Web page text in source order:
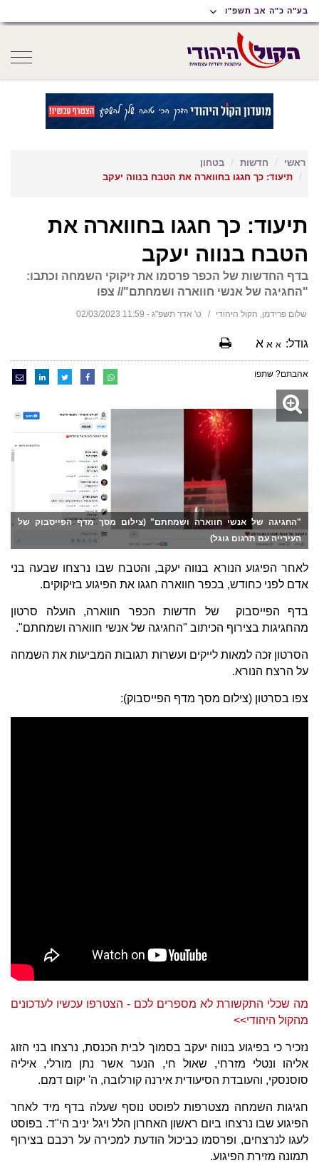
תפריט
נגישות
תפריט
ראשי
תוכן
ראשי
בע"ה כ"ה אב תשפ"ו
ראשי חדשות
בטחון
תיעוד: כך חגגו בחווארה את הטבח בנווה יעקב
תיעוד: כך חגגו בחווארה את
הטבח בנווה יעקב
בדף החדשות של הכפר פרסמו את זיקוקי השמחה וכתבו:
"החגיגה של אנשי חווארה ושמחתם"// צפו
שלום פרידמן, הקול היהודי ט' אדר תשפ"ג - 11:59 02/03/2023
גודל: א א א
אהבתם? שתפו
"החגיגה של אנשי חווארה ושמחתם" (צילום מסך מדף הפייסבוק של
העירייה עם תרגום גוגל)
לאחר הפיגוע הנורא בנווה יעקב, והטבח שבו נרצחו שבעה בני
אדם לפני כחודש, בכפר חווארה חגגו את הפיגוע בזיקוקים.
בדף הפייסבוק של חדשות הכפר חווארה, הועלה סרטון
מהחגיגות בצירוף הכיתוב "החגיגה של אנשי חווארה ושמחתם".
הסרטון זכה למאות לייקים ועשרות תגובות המביעות את השמחה
על הרצח הנורא.
צפו בסרטון (צילום מסך מדף הפייסבוק):
מה שכלי התקשורת לא מספרים לכם - הצטרפו עכשיו לעדכונים
מהקול היהודי>>
נזכיר כי בפיגוע בנווה יעקב בסמוך לבית הכנסת, נרצחו בני הזוג
אליהו ונטלי מזרחי, שאול חי, הנער אשר נתן מורלי, איליה
סוסנסקי, והעובדת הסיעודית אירנה קורלובה, ה' יקום דמם.
חגיגות השמחה מצטרפות לפוסט נוסף שעלה בדף מיד לאחר
הפיגוע שבו נרצחו ביום ראשון האחרון הלל ויגל יניב הי"ד. בפוסט
לעגו לנרצחים, ופרסמו כביכול הודעת למכירה על רכבם בצירוף
תמונה מזירת הפיגוע.